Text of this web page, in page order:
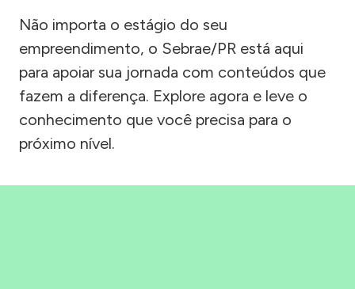
Não importa o estágio do seu
empreendimento, o Sebrae/PR está aqui
para apoiar sua jornada com conteúdos que
fazem a diferença. Explore agora e leve o
conhecimento que você precisa para o
próximo nível.